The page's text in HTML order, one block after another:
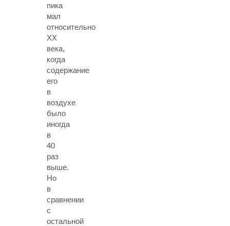
пика
мал
относительно
XX
века,
когда
содержание
его
в
воздухе
было
иногда
в
40
раз
выше.
Но
в
сравнении
с
остальной